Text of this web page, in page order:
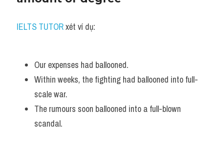
IELTS TUTOR xét ví dụ:
Our expenses had ballooned.
Within weeks, the fighting had ballooned into full-
scale war.
The rumours soon ballooned into a full-blown
scandal.